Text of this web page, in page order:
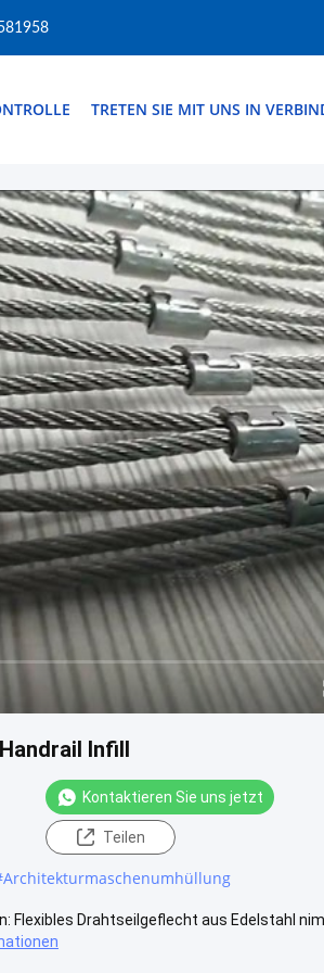
TRETEN SIE MIT UNS IN
Infill
Kontaktieren Sie uns jetzt
Teilen
Architekturmaschenumhüllung
Flexibles Drahtseilgeflecht aus Edelstahl